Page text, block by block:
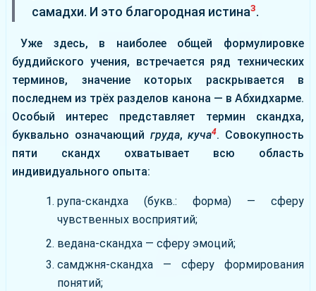
самадхи. И это благородная истина3.
Уже здесь, в наиболее общей формулировке
буддийского учения, встречается ряд технических
терминов, значение которых раскрывается в
последнем из трёх разделов канона — в Абхидхарме.
Особый интерес представляет термин скандха,
буквально означающий груда,куча4. Совокупность
пяти скандх охватывает всю область
индивидуального опыта:
рупа-скандха (букв.: форма) — сферу
чувственных восприятий;
ведана-скандха — сферу эмоций;
самджня-скандха — сферу формирования
понятий;